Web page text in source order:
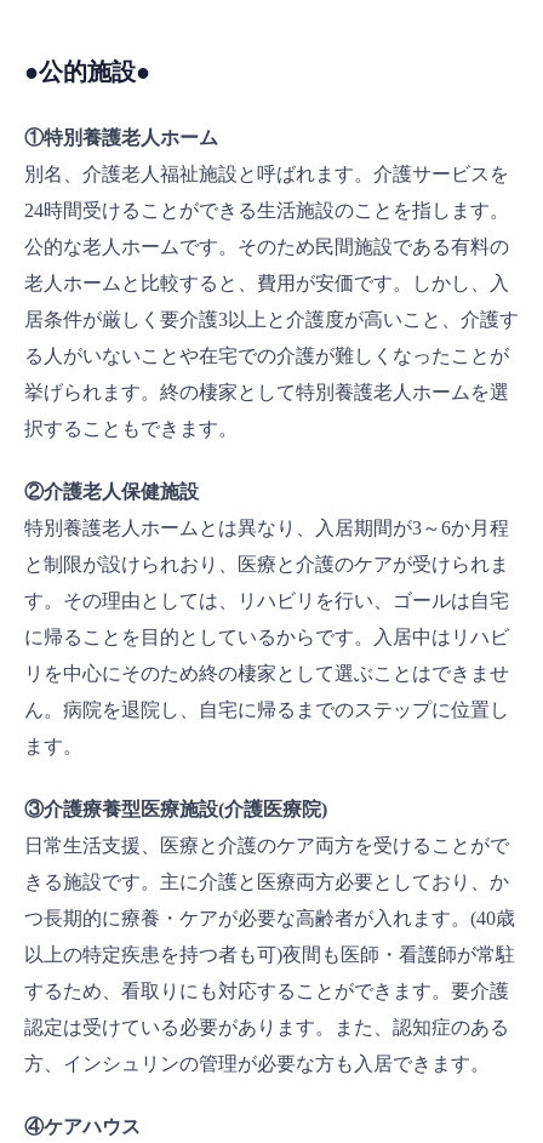
●公的施設●
①特別養護老人ホーム
別名、介護老人福祉施設と呼ばれます。介護サービスを
24時間受けることができる生活施設のことを指します。
公的な老人ホームです。そのため民間施設である有料の
老人ホームと比較すると、費用が安価です。しかし、入
居条件が厳しく要介護3以上と介護度が高いこと、介護す
る人がいないことや在宅での介護が難しくなったことが
挙げられます。終の棲家として特別養護老人ホームを選
択することもできます。
②介護老人保健施設
特別養護老人ホームとは異なり、入居期間が3～6か月程
と制限が設けられおり、医療と介護のケアが受けられま
す。その理由としては、リハビリを行い、ゴールは自宅
に帰ることを目的としているからです。入居中はリハビ
リを中心にそのため終の棲家として選ぶことはできませ
ん。病院を退院し、自宅に帰るまでのステップに位置し
ます。
③介護療養型医療施設(介護医療院)
日常生活支援、医療と介護のケア両方を受けることがで
きる施設です。主に介護と医療両方必要としており、か
つ長期的に療養・ケアが必要な高齢者が入れます。(40歳
以上の特定疾患を持つ者も可)夜間も医師・看護師が常駐
するため、看取りにも対応することができます。要介護
認定は受けている必要があります。また、認知症のある
方、インシュリンの管理が必要な方も入居できます。
④ケアハウス